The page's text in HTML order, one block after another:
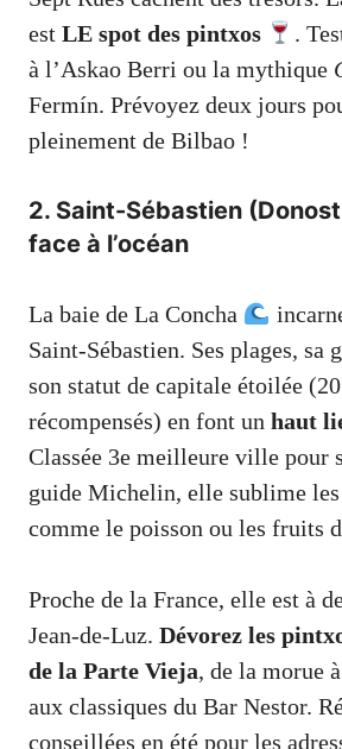
est LE spot des pintxos .
à l’Askao Berri ou la mythique
Fermín. Prévoyez deux jours
pleinement de Bilbao !
2. Saint-Sébastien
face à l’océan
La baie de La Concha
Saint-Sébastien. Ses plages, sa
son statut de capitale étoilée
récompensés) en font un haut
Classée 3e meilleure ville pour
guide Michelin, elle sublime
comme le poisson ou les fruits
Proche de la France, elle est à
Jean-de-Luz. Dévorez les
de la Parte Vieja, de la morue
aux classiques du Bar Nestor.
conseillées en été pour les